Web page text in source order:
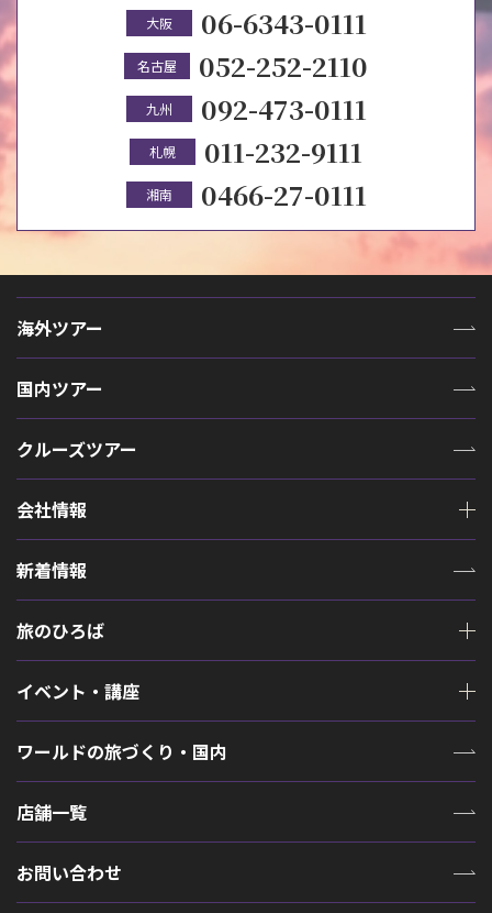
大阪 06-6343-0111
名古屋 052-252-2110
九州 092-473-0111
札幌 011-232-9111
湘南 0466-27-0111
海外ツアー
国内ツアー
クルーズツアー
会社情報
新着情報
旅のひろば
イベント・講座
ワールドの旅づくり・国内
店舗一覧
お問い合わせ